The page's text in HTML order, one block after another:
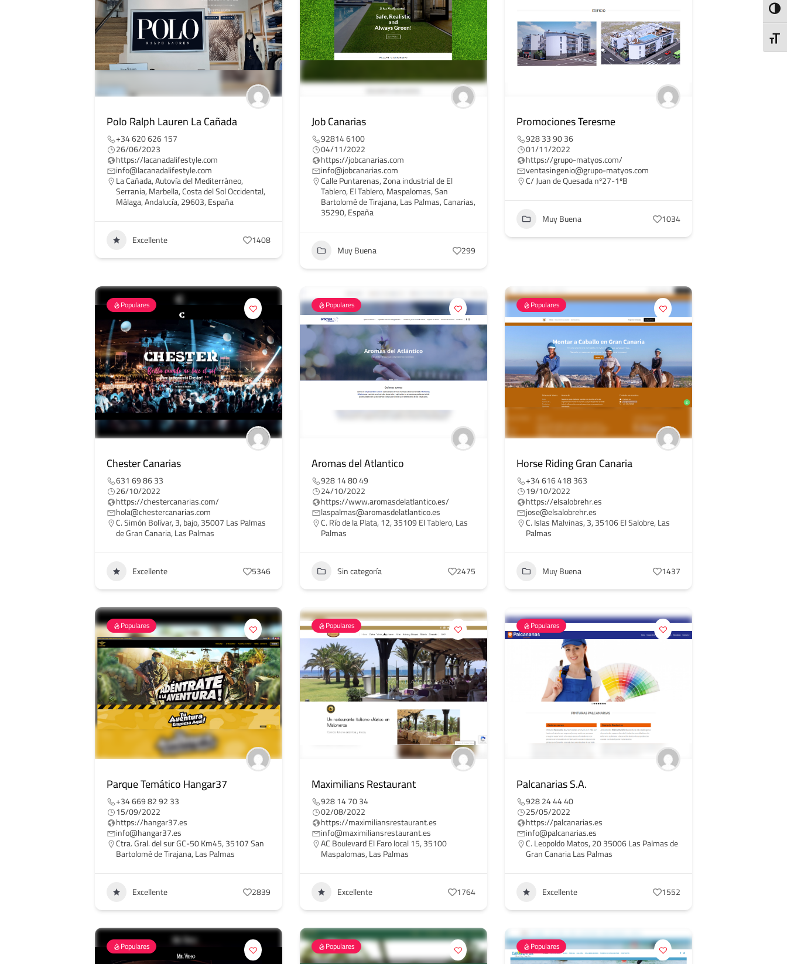
Polo Ralph Lauren La Cañada
+34 620 626 157
26/06/2023
https://lacanadalifestyle.com
info@lacanadalifestyle.com
La Cañada, Autovía del Mediterráneo,
Serrania, Marbella, Costa del Sol Occidental,
Málaga, Andalucía, 29603, España
Excellente 1408
Job Canarias
92814 6100
04/11/2022
https://jobcanarias.com
info@jobcanarias.com
Calle Puntarenas, Zona industrial de El
Tablero, El Tablero, Maspalomas, San
Bartolomé de Tirajana, Las Palmas, Canarias,
35290, España
Muy Buena 299
Promociones Teresme
928 33 90 36
01/11/2022
https://grupo-matyos.com/
ventasingenio@grupo-matyos.com
C/ Juan de Quesada nº27-1ºB
Muy Buena 1034
Populares
Chester Canarias
631 69 86 33
26/10/2022
https://chestercanarias.com/
hola@chestercanarias.com
C. Simón Bolívar, 3, bajo, 35007 Las Palmas
de Gran Canaria, Las Palmas
Excellente 5346
Populares
Aromas del Atlantico
928 14 80 49
24/10/2022
https://www.aromasdelatlantico.es/
laspalmas@aromasdelatlantico.es
C. Río de la Plata, 12, 35109 El Tablero, Las
Palmas
Sin categoría 2475
Populares
Horse Riding Gran Canaria
+34 616 418 363
19/10/2022
https://elsalobrehr.es
jose@elsalobrehr.es
C. Islas Malvinas, 3, 35106 El Salobre, Las
Palmas
Muy Buena 1437
Populares
Parque Temático Hangar37
+34 669 82 92 33
15/09/2022
https://hangar37.es
info@hangar37.es
Ctra. Gral. del sur GC-50 Km45, 35107 San
Bartolomé de Tirajana, Las Palmas
Excellente 2839
Populares
Maximilians Restaurant
928 14 70 34
02/08/2022
https://maximiliansrestaurant.es
info@maximiliansrestaurant.es
AC Boulevard El Faro local 15, 35100
Maspalomas, Las Palmas
Excellente 1764
Populares
Palcanarias S.A.
928 24 44 40
25/05/2022
https://palcanarias.es
info@palcanarias.es
C. Leopoldo Matos, 20 35006 Las Palmas de
Gran Canaria Las Palmas
Excellente 1552
Populares Populares Populares